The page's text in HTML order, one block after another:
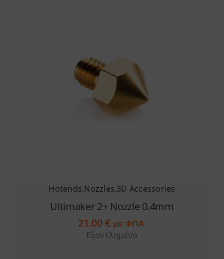
Hotends,Nozzles,3D Accessories
Ultimaker 2+ Nozzle 0.4mm
21.00€ με ΦΠΑ
Εξαντλημένο